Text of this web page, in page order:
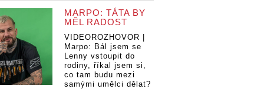
MARPO: TÁTA BY
MĚL RADOST
VIDEOROZHOVOR |
Marpo: Bál jsem se
Lenny vstoupit do
rodiny, říkal jsem si,
co tam budu mezi
samými umělci dělat?